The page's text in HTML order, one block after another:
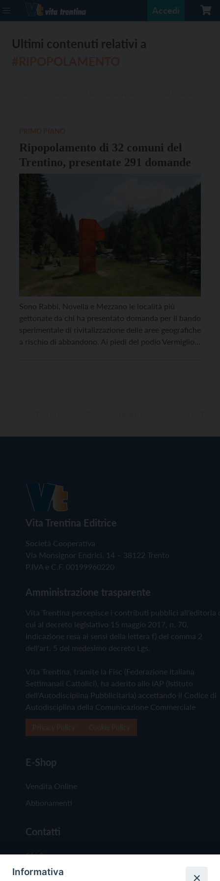
Accedi
Ultimi contenuti relativi a
Ripopolamento di 32 comuni del
Trentino, presentate 291 domande
Sono Rabbi, Novella e Mezzano le località più
gettonate da chi ha presentato domanda per il bando
sperimentale di rivitalizzazione delle aree geografiche
a rischio di abbandono. Ai piedi del podio Vermiglio,
Vita Trentina Editrice
Società Cooperativa
Via Monsignor Endrici, 14 – 38122 Trento
P.IVA e C.F. 00199960220
Amministrazione trasparente
Vita Trentina percepisce i contributi pubblici all'editoria
cui al decreto legislativo 15 maggio 2017, n. 70.
Indicazione resa ai sensi della lettera f) del comma 2
dell'art. 5 del medesimo decreto Lgs.
Vita Trentina, tramite la Fisc (Federazione Italiana
Settimanali Cattolici), ha aderito allo IAP (Istituto
dell'Autodisciplina Pubblicitaria) accettando il Codice di
Autodisciplina della Comunicazione Commerciale
E-Shop
Vendita Online
Abbonamenti
Contatti
Chi Siamo
Redazione
Informativa